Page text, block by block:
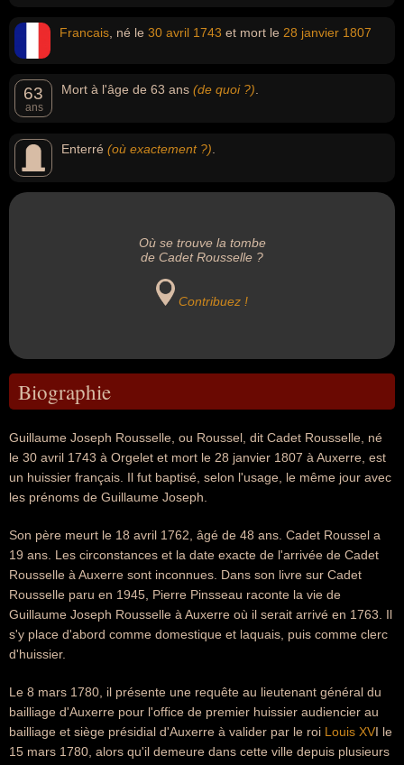
Francais , né le 30 avril 1743 et mort le 28 janvier 1807
63
ans
Mort à l'âge de 63 ans (de quoi ?)
Enterré (où exactement ?)
Où se trouve la tombe
de Cadet Rousselle ?
Contribuez !
Biographie
Guillaume Joseph Rousselle, ou Roussel, dit Cadet Rousselle, né
le 30 avril 1743 à Orgelet et mort le 28 janvier 1807 à Auxerre, est
un huissier français. Il fut baptisé, selon l'usage, le même jour avec
les prénoms de Guillaume Joseph.
Son père meurt le 18 avril 1762, âgé de 48 ans. Cadet Roussel a
19 ans. Les circonstances et la date exacte de l'arrivée de Cadet
Rousselle à Auxerre sont inconnues. Dans son livre sur Cadet
Rousselle paru en 1945, Pierre Pinsseau raconte la vie de
Guillaume Joseph Rousselle à Auxerre où il serait arrivé en 1763. Il
s'y place d'abord comme domestique et laquais, puis comme clerc
d'huissier.
Le 8 mars 1780, il présente une requête au lieutenant général du
bailliage d'Auxerre pour l'office de premier huissier audiencier au
bailliage et siège présidial d'Auxerre à valider par le roi Louis XVI le
15 mars 1780, alors qu'il demeure dans cette ville depuis plusieurs